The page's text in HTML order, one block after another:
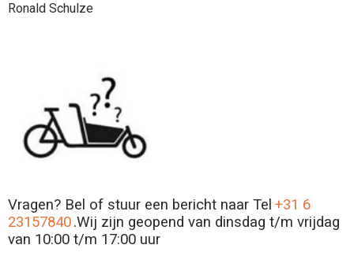
Ronald Schulze
Vragen? Bel of stuur een bericht naar Tel +31 6
23157840.Wij zijn geopend van dinsdag t/m vrijdag
van 10:00 t/m 17:00 uur